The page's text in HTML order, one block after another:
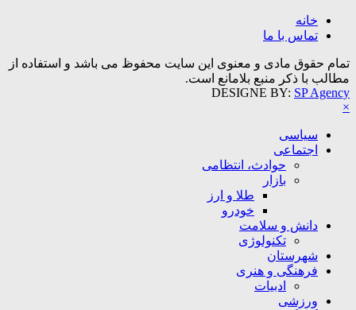
خانه
تماس با ما
تمام حقوق مادی و معنوی این سایت محفوظ می باشد و استفاده از
مطالب با ذکر منبع بلامانع است.
DESIGNE BY: SP Agency
×
سیاسی
اجتماعی
حوادث، انتظامی
بازار
طلا و ارز
خودرو
دانش و سلامت
تکنولوژی
شهرستان
فرهنگی و هنری
ادبیات
ورزشی